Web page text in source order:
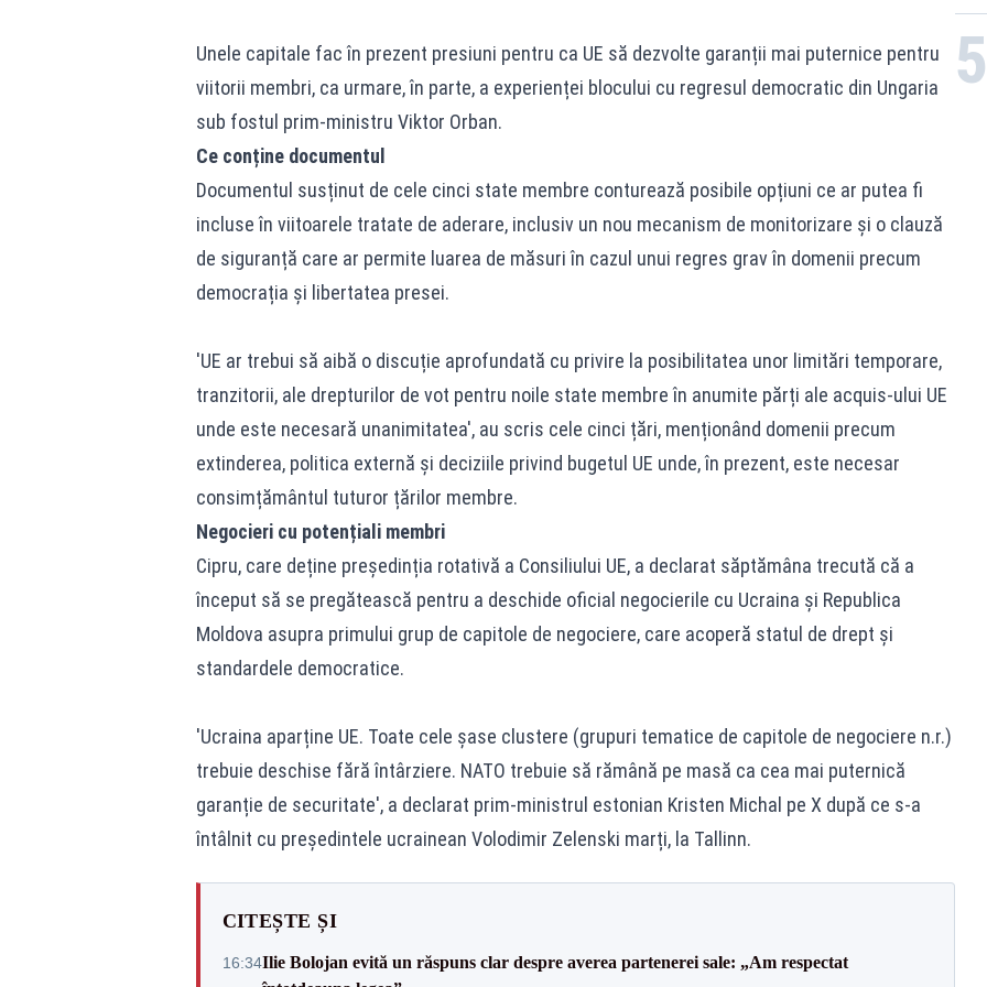
Unele capitale fac în prezent presiuni pentru ca UE să dezvolte garanții mai puternice pentru
viitorii membri, ca urmare, în parte, a experienței blocului cu regresul democratic din Ungaria
sub fostul prim-ministru Viktor Orban.
Ce conține documentul
Documentul susținut de cele cinci state membre conturează posibile opțiuni ce ar putea fi
incluse în viitoarele tratate de aderare, inclusiv un nou mecanism de monitorizare și o clauză
de siguranță care ar permite luarea de măsuri în cazul unui regres grav în domenii precum
democrația și libertatea presei.
'UE ar trebui să aibă o discuție aprofundată cu privire la posibilitatea unor limitări temporare,
tranzitorii, ale drepturilor de vot pentru noile state membre în anumite părți ale acquis-ului UE
unde este necesară unanimitatea', au scris cele cinci țări, menționând domenii precum
extinderea, politica externă și deciziile privind bugetul UE unde, în prezent, este necesar
consimțământul tuturor țărilor membre.
Negocieri cu potențiali membri
Cipru, care deține președinția rotativă a Consiliului UE, a declarat săptămâna trecută că a
început să se pregătească pentru a deschide oficial negocierile cu Ucraina și Republica
Moldova asupra primului grup de capitole de negociere, care acoperă statul de drept și
standardele democratice.
'Ucraina aparține UE. Toate cele șase clustere (grupuri tematice de capitole de negociere n.r.)
trebuie deschise fără întârziere. NATO trebuie să rămână pe masă ca cea mai puternică
garanție de securitate', a declarat prim-ministrul estonian Kristen Michal pe X după ce s-a
întâlnit cu președintele ucrainean Volodimir Zelenski marți, la Tallinn.
CITEȘTE ȘI
16:34Ilie Bolojan evită un răspuns clar despre averea partenerei sale: „Am respectat
5